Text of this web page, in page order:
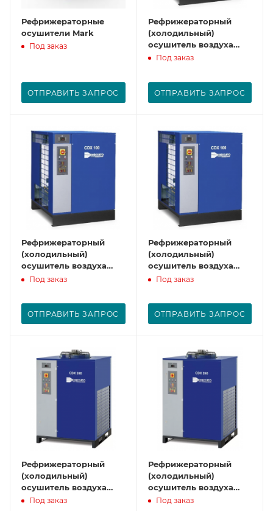
Рефрижераторные
осушители Mark
Под заказ
ОТПРАВИТЬ ЗАПРОС
Рефрижераторный
(холодильный)
осушитель воздуха
CDX120
Под заказ
ОТПРАВИТЬ ЗАПРОС
Рефрижераторный
(холодильный)
осушитель воздуха
CDX150
Под заказ
ОТПРАВИТЬ ЗАПРОС
Рефрижераторный
(холодильный)
осушитель воздуха
CDX180
Под заказ
ОТПРАВИТЬ ЗАПРОС
Рефрижераторный
(холодильный)
осушитель воздуха
CDX240
Под заказ
Рефрижераторный
(холодильный)
осушитель воздуха
CDX300
Под заказ